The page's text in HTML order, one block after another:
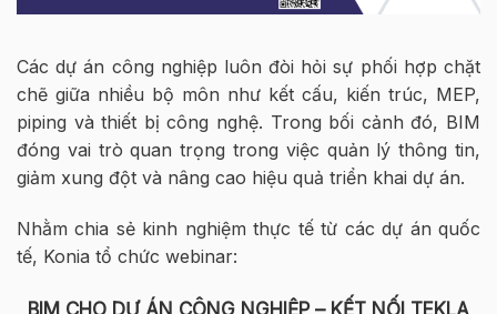
Các dự án công nghiệp luôn đòi hỏi sự phối hợp chặt
chẽ giữa nhiều bộ môn như kết cấu, kiến trúc, MEP,
piping và thiết bị công nghệ. Trong bối cảnh đó, BIM
đóng vai trò quan trọng trong việc quản lý thông tin,
giảm xung đột và nâng cao hiệu quả triển khai dự án.
Nhằm chia sẻ kinh nghiệm thực tế từ các dự án quốc
tế, Konia tổ chức webinar:
BIM CHO DỰ ÁN CÔNG NGHIỆP – KẾT NỐI TEKLA